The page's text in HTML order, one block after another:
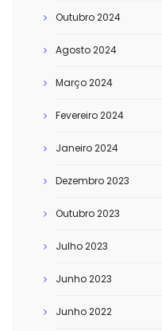
Outubro 2024
Agosto 2024
Março 2024
Fevereiro 2024
Janeiro 2024
Dezembro 2023
Outubro 2023
Julho 2023
Junho 2023
Junho 2022